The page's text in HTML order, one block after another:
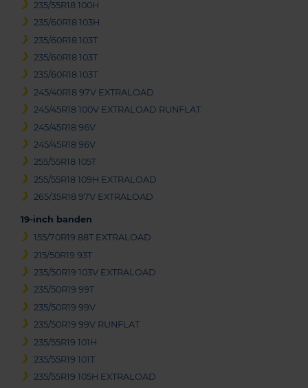
235/55R18 100H
235/60R18 103H
235/60R18 103T
235/60R18 103T
235/60R18 103T
245/40R18 97V EXTRALOAD
245/45R18 100V EXTRALOAD RUNFLAT
245/45R18 96V
245/45R18 96V
255/55R18 105T
255/55R18 109H EXTRALOAD
265/35R18 97V EXTRALOAD
19-inch banden
155/70R19 88T EXTRALOAD
215/50R19 93T
235/50R19 103V EXTRALOAD
235/50R19 99T
235/50R19 99V
235/50R19 99V RUNFLAT
235/55R19 101H
235/55R19 101T
235/55R19 105H EXTRALOAD